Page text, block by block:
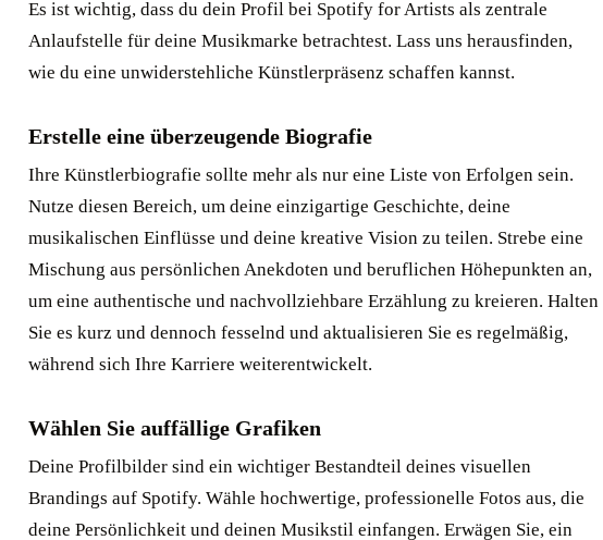
Es ist wichtig, dass du dein Profil bei Spotify for Artists als zentrale
Anlaufstelle für deine Musikmarke betrachtest. Lass uns herausfinden,
wie du eine unwiderstehliche Künstlerpräsenz schaffen kannst.
Erstelle eine überzeugende Biografie
Ihre Künstlerbiografie sollte mehr als nur eine Liste von Erfolgen sein.
Nutze diesen Bereich, um deine einzigartige Geschichte, deine
musikalischen Einflüsse und deine kreative Vision zu teilen. Strebe eine
Mischung aus persönlichen Anekdoten und beruflichen Höhepunkten an,
um eine authentische und nachvollziehbare Erzählung zu kreieren. Halten
Sie es kurz und dennoch fesselnd und aktualisieren Sie es regelmäßig,
während sich Ihre Karriere weiterentwickelt.
Wählen Sie auffällige Grafiken
Deine Profilbilder sind ein wichtiger Bestandteil deines visuellen
Brandings auf Spotify. Wähle hochwertige, professionelle Fotos aus, die
deine Persönlichkeit und deinen Musikstil einfangen. Erwägen Sie, ein